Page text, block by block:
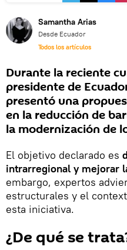
Samantha Arias
Desde Ecuador
Todos los artículos
Durante la reciente
presidente de
presentó una
en la reducción de
la modernización de
El objetivo declarado es
intrarregional y mejorar
embargo, expertos
estructurales y el
esta iniciativa.
¿De qué se